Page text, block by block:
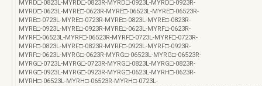
MYRD□-0823L-MYRD□-0823R-MYRD□-0923L-MYRD□-0923R-
MYRD□-0623L-MYRE□-0623R-MYRE□-06523L-MYRE□-06523R-
MYRE□-0723L-MYRE□-0723R-MYRE□-0823L-MYRE□-0823R-
MYRE□-0923L-MYRE□-0923R-MYRE□-0623L-MYRF□-0623R-
MYRF□-06523L-MYRF□-06523R-MYRF□-0723L-MYRF□-0723R-
MYRF□-0823L-MYRF□-0823R-MYRF□-0923L-MYRF□-0923R-
MYRF□-0623L-MYRG□-0623R-MYRG□-06523L-MYRG□-06523R-
MYRG□-0723L-MYRG□-0723R-MYRG□-0823L-MYRG□-0823R-
MYRG□-0923L-MYRG□-0923R-MYRG□-0623L-MYRH□-0623R-
MYRH□-06523L-MYRH□-06523R-MYRH□-0723L-